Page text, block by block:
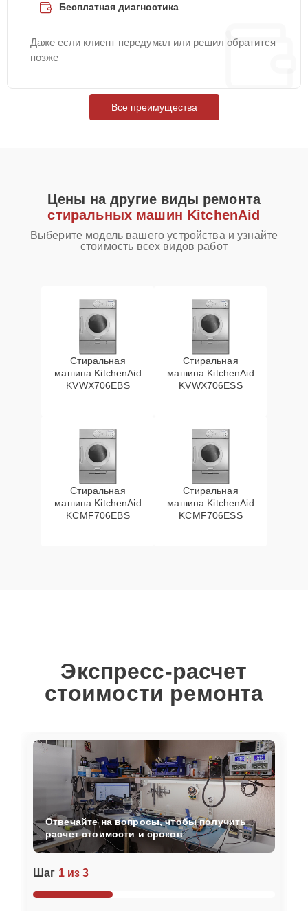
Бесплатная диагностика
Даже если клиент передумал или решил обратится
позже
Все преимущества
Цены на другие виды ремонта
стиральных машин KitchenAid
Выберите модель вашего устройства и узнайте
стоимость всех видов работ
Стиральная
машина KitchenAid
KVWX706EBS
Стиральная
машина KitchenAid
KVWX706ESS
Стиральная
машина KitchenAid
KCMF706EBS
Стиральная
машина KitchenAid
KCMF706ESS
Экспресс-расчет
стоимости ремонта
Шаг 1 из 3
Отвечайте на вопросы, чтобы получить
расчет стоимости и сроков